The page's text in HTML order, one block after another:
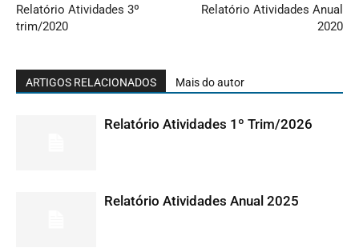
Relatório Atividades 3º
trim/2020
Relatório Atividades Anual
2020
ARTIGOS RELACIONADOS Mais do autor
Relatório Atividades 1º Trim/2026
Relatório Atividades Anual 2025